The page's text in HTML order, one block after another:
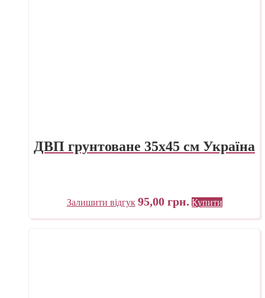
ДВП грунтоване 35х45 см Україна
Залишити відгук 95,00 грн. Купити